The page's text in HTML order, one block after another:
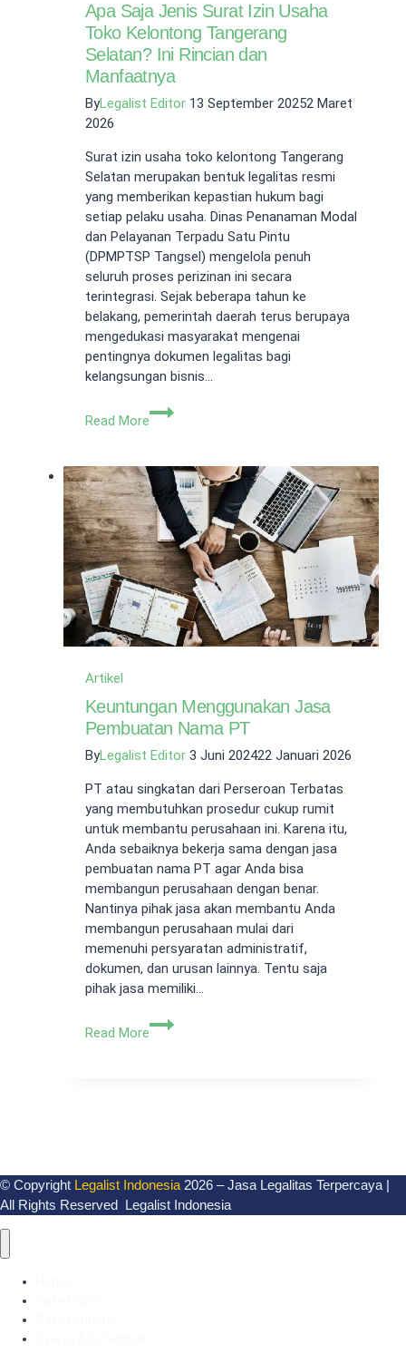
Apa Saja Jenis Surat Izin Usaha
Toko Kelontong Tangerang
Selatan? Ini Rincian dan
Manfaatnya
ByLegalist Editor 13 September 20252 Maret
2026
Surat izin usaha toko kelontong Tangerang
Selatan merupakan bentuk legalitas resmi
yang memberikan kepastian hukum bagi
setiap pelaku usaha. Dinas Penanaman Modal
dan Pelayanan Terpadu Satu Pintu
(DPMPTSP Tangsel) mengelola penuh
seluruh proses perizinan ini secara
terintegrasi. Sejak beberapa tahun ke
belakang, pemerintah daerah terus berupaya
mengedukasi masyarakat mengenai
pentingnya dokumen legalitas bagi
kelangsungan bisnis…
Read More
Apa
Surat
Izin
Usaha
Toko
Kelontong
Tangerang
Selatan?
Ini
Rincian
dan
Artikel
Keuntungan Menggunakan Jasa
Pembuatan Nama PT
ByLegalist Editor 3 Juni 202422 Januari 2026
PT atau singkatan dari Perseroan Terbatas
yang membutuhkan prosedur cukup rumit
untuk membantu perusahaan ini. Karena itu,
Anda sebaiknya bekerja sama dengan jasa
pembuatan nama PT agar Anda bisa
membangun perusahaan dengan benar.
Nantinya pihak jasa akan membantu Anda
membangun perusahaan mulai dari
memenuhi persyaratan administratif,
dokumen, dan urusan lainnya. Tentu saja
pihak jasa memiliki…
Read More
Keuntungan
© Copyright Legalist Indonesia 2026 – Jasa Legalitas Terpercaya |
All Rights Reserved Legalist Indonesia